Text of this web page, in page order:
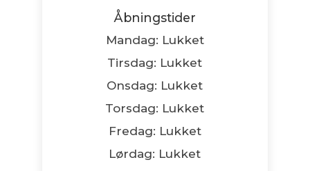
Åbningstider
Mandag: Lukket
Tirsdag: Lukket
Onsdag: Lukket
Torsdag: Lukket
Fredag: Lukket
Lørdag: Lukket